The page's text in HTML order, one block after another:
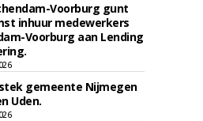
Voorburg gunt
inhuur medewerkers
Voorburg aan Lending
gemeente Nijmegen
Uden.